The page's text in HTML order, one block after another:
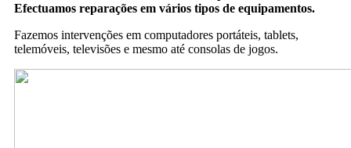
Efectuamos reparações em vários tipos de equipamentos.
Fazemos intervenções em computadores portáteis, tablets,
telemóveis, televisões e mesmo até consolas de jogos.